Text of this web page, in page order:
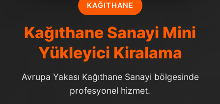
KAĞITHANE
Kağıthane Sanayi Mini
Yükleyici Kiralama
Avrupa Yakası Kağıthane Sanayi bölgesinde
profesyonel hizmet.